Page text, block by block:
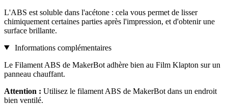
L'ABS est soluble dans l'acétone : cela vous permet de lisser
chimiquement certaines parties après l'impression, et d'obtenir une
surface brillante.
Informations complémentaires
Le Filament ABS de MakerBot adhère bien au Film Klapton sur un
panneau chauffant.
Attention : Utilisez le filament ABS de MakerBot dans un endroit
bien ventilé.